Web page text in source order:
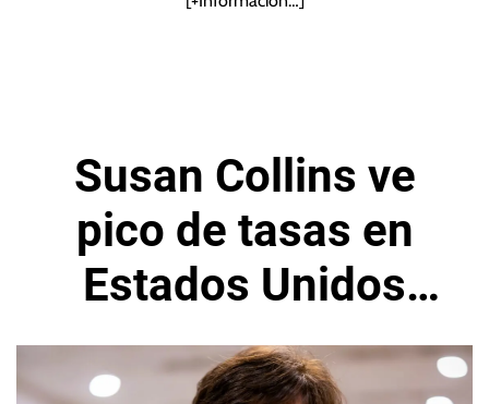
Susan Collins ve
pico de tasas en
Estados Unidos
justo por encima